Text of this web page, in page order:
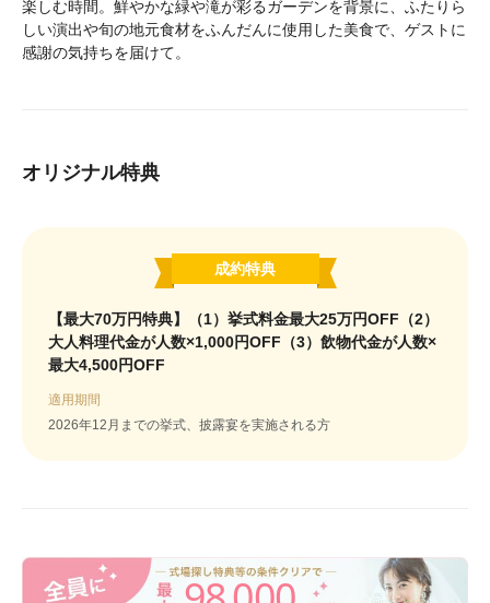
楽しむ時間。鮮やかな緑や滝が彩るガーデンを背景に、ふたりら
しい演出や旬の地元食材をふんだんに使用した美食で、ゲストに
感謝の気持ちを届けて。
オリジナル特典
成約特典
【最大70万円特典】（1）挙式料金最大25万円OFF（2）
大人料理代金が人数×1,000円OFF（3）飲物代金が人数×
最大4,500円OFF
適用期間
2026年12月までの挙式、披露宴を実施される方